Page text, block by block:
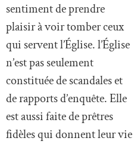
sentiment de prendre
plaisir à voir tomber ceux
qui servent l’Église. l’Église
n’est pas seulement
constituée de scandales et
de rapports d’enquête. Elle
est aussi faite de prêtres
fidèles qui donnent leur vie